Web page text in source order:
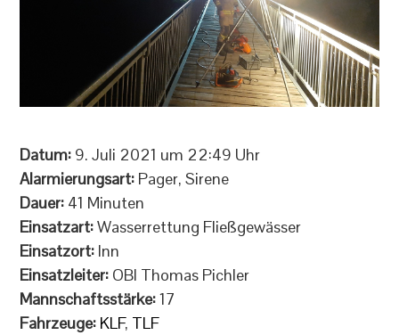
Datum: 9. Juli 2021 um 22:49 Uhr
Alarmierungsart: Pager, Sirene
Dauer: 41 Minuten
Einsatzart:Wasserrettung Fließgewässer
Einsatzort: Inn
Einsatzleiter: OBI Thomas Pichler
Mannschaftsstärke:17
Fahrzeuge: KLF, TLF